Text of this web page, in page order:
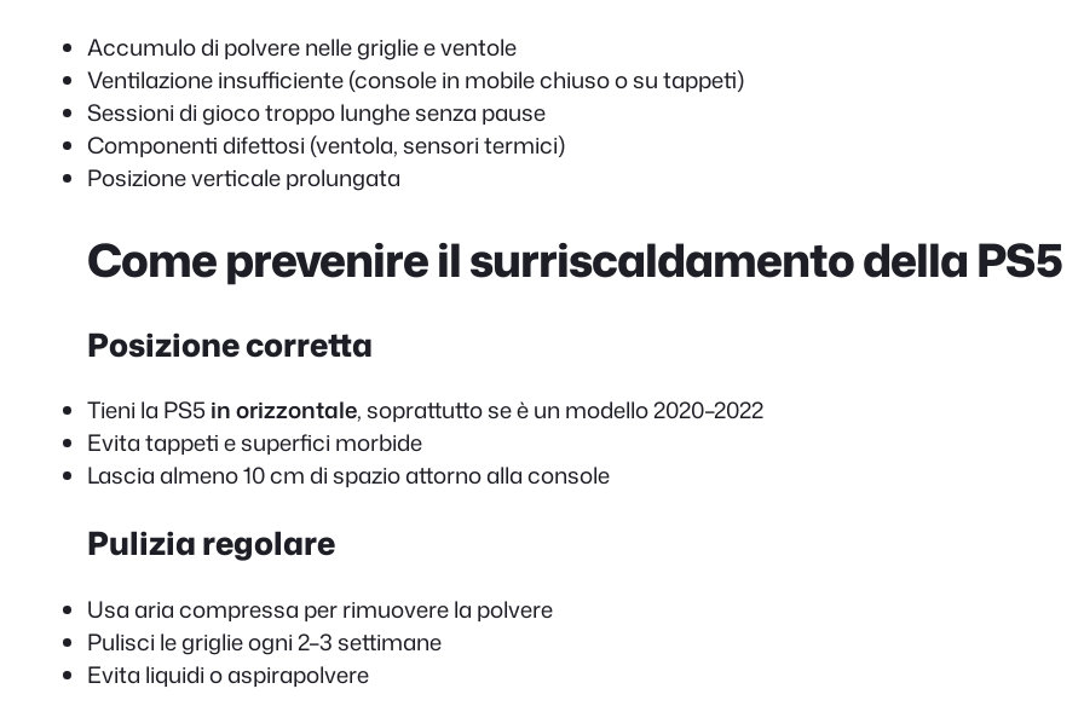
Accumulo di polvere nelle griglie e ventole
Ventilazione insufficiente (console in mobile chiuso o su tappeti)
Sessioni di gioco troppo lunghe senza pause
Componenti difettosi (ventola, sensori termici)
Posizione verticale prolungata
Come prevenire il surriscaldamento della PS5
Posizione corretta
Tieni la PS5in orizzontale, soprattutto se è un modello 2020–2022
Evita tappeti e superfici morbide
Lascia almeno 10 cm di spazio attorno alla console
Pulizia regolare
Usa aria compressa per rimuovere la polvere
Pulisci le griglie ogni 2–3 settimane
Evita liquidi o aspirapolvere